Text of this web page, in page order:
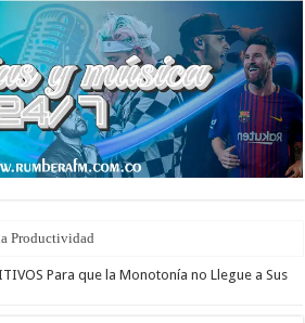
Productividad
Piel: Prevención y Tratamiento Eficaz
Para que la Monotonía no Llegue a Sus